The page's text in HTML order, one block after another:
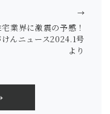
宅業界に激震の予感！
んニュース2024.1号
より
→